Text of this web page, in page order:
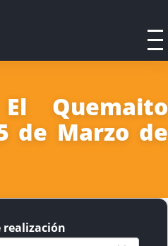
Quemaito
de Marzo de
realización